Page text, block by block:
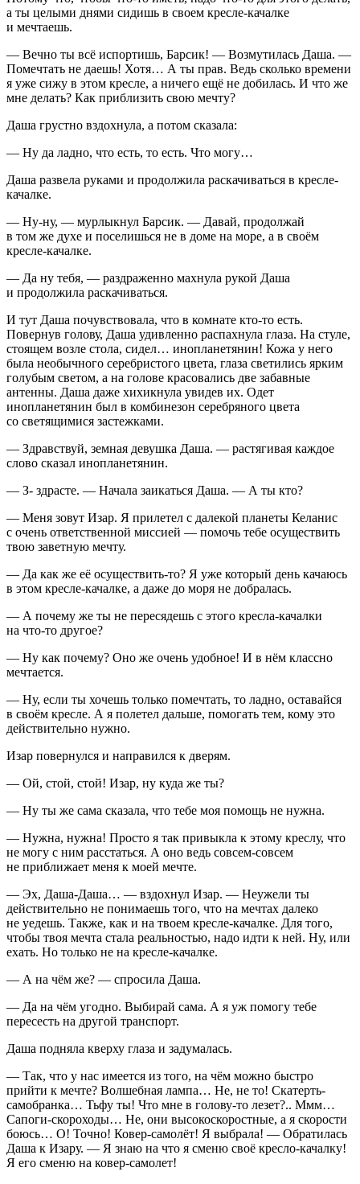
а ты целыми днями сидишь в своем кресле-качалке
и мечтаешь.
— Вечно ты всё испортишь, Барсик! — Возмутилась Даша. —
Помечтать не даешь! Хотя… А ты прав. Ведь сколько времени
я уже сижу в этом кресле, а ничего ещё не добилась. И что же
мне делать? Как приблизить свою мечту?
Даша грустно вздохнула, а потом сказала:
— Ну да ладно, что есть, то есть. Что могу…
Даша развела руками и продолжила раскачиваться в кресле-
качалке.
— Ну-ну, — мурлыкнул Барсик. — Давай, продолжай
в том же духе и поселишься не в доме на море, а в своём
кресле-качалке.
— Да ну тебя, — раздраженно махнула рукой Даша
и продолжила раскачиваться.
И тут Даша почувствовала, что в комнате кто-то есть.
Повернув голову, Даша удивленно распахнула глаза. На стуле,
стоящем возле стола, сидел… инопланетянин! Кожа у него
была необычного серебристого цвета, глаза светились ярким
голубым светом, а на голове красовались две забавные
антенны. Даша даже хихикнула увидев их. Одет
инопланетянин был в комбинезон серебряного цвета
со светящимися застежками.
— Здравствуй, земная девушка Даша. — растягивая каждое
слово сказал инопланетянин.
— З- здрасте. — Начала заикаться Даша. — А ты кто?
— Меня зовут Изар. Я прилетел с далекой планеты Келанис
с очень ответственной миссией — помочь тебе осуществить
твою заветную мечту.
— Да как же её осуществить-то? Я уже который день качаюсь
в этом кресле-качалке, а даже до моря не добралась.
— А почему же ты не пересядешь с этого кресла-качалки
на что-то другое?
— Ну как почему? Оно же очень удобное! И в нём классно
мечтается.
— Ну, если ты хочешь только помечтать, то ладно, оставайся
в своём кресле. А я полетел дальше, помогать тем, кому это
действительно нужно.
Изар повернулся и направился к дверям.
— Ой, стой, стой! Изар, ну куда же ты?
— Ну ты же сама сказала, что тебе моя помощь не нужна.
— Нужна, нужна! Просто я так привыкла к этому креслу, что
не могу с ним расстаться. А оно ведь совсем-совсем
не приближает меня к моей мечте.
— Эх, Даша-Даша… — вздохнул Изар. — Неужели ты
действительно не понимаешь того, что на мечтах далеко
не уедешь. Также, как и на твоем кресле-качалке. Для того,
чтобы твоя мечта стала реальностью, надо идти к ней. Ну, или
ехать. Но только не на кресле-качалке.
— А на чём же? — спросила Даша.
— Да на чём угодно. Выбирай сама. А я уж помогу тебе
пересесть на другой транспорт.
Даша подняла кверху глаза и задумалась.
— Так, что у нас имеется из того, на чём можно быстро
прийти к мечте? Волшебная лампа… Не, не то! Скатерть-
самобранка… Тьфу ты! Что мне в голову-то лезет?.. Ммм…
Сапоги-скороходы… Не, они высокоскоростные, а я скорости
боюсь… О! Точно! Ковер-самолёт! Я выбрала! — Обратилась
Даша к Изару. — Я знаю на что я сменю своё кресло-качалку!
Я его сменю на ковер-самолет!